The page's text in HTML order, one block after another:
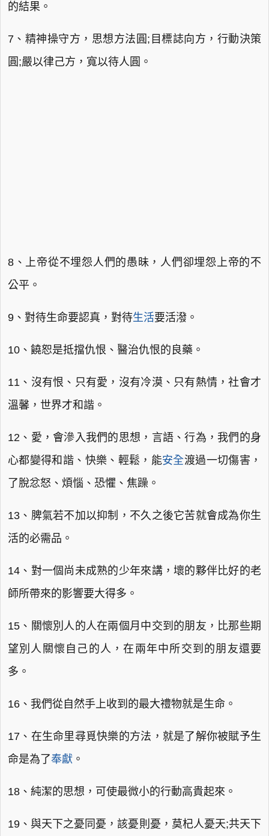
的結果。
7、精神操守方，思想方法圓;目標誌向方，行動決策
圓;嚴以律己方，寬以待人圓。
8、上帝從不埋怨人們的愚昧，人們卻埋怨上帝的不
公平。
9、對待生命要認真，對待生活要活潑。
10、饒恕是抵擋仇恨、醫治仇恨的良藥。
11、沒有恨、只有愛，沒有冷漠、只有熱情，社會才
溫馨，世界才和諧。
12、愛，會滲入我們的思想，言語、行為，我們的身
心都變得和諧、快樂、輕鬆，能安全渡過一切傷害，
了脫忿怒、煩惱、恐懼、焦躁。
13、脾氣若不加以抑制，不久之後它苦就會成為你生
活的必需品。
14、對一個尚未成熟的少年來講，壞的夥伴比好的老
師所帶來的影響要大得多。
15、關懷別人的人在兩個月中交到的朋友，比那些期
望別人關懷自己的人，在兩年中所交到的朋友還要
多。
16、我們從自然手上收到的最大禮物就是生命。
17、在生命里尋覓快樂的方法，就是了解你被賦予生
命是為了奉獻 。
18、純潔的思想，可使最微小的行動高貴起來。
19、與天下之憂同憂，該憂則憂，莫杞人憂天;共天下